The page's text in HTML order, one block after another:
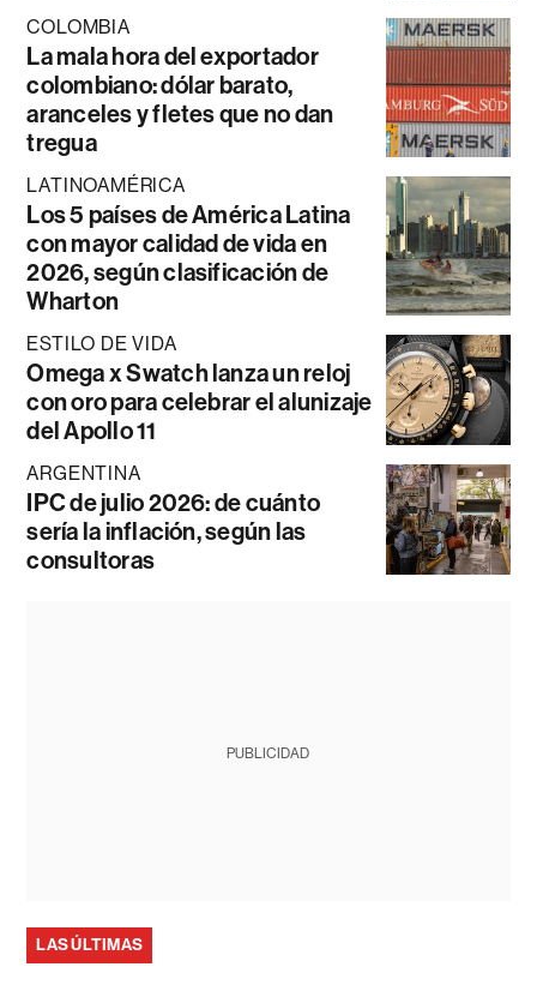
COLOMBIA
La mala hora del exportador
colombiano: dólar barato,
aranceles y fletes que no dan
tregua
LATINOAMÉRICA
Los 5 países de América Latina
con mayor calidad de vida en
2026, según clasificación de
Wharton
ESTILO DE VIDA
Omega x Swatch lanza un reloj
con oro para celebrar el alunizaje
del Apollo 11
ARGENTINA
IPC de julio 2026: de cuánto
sería la inflación, según las
consultoras
PUBLICIDAD
LAS ÚLTIMAS